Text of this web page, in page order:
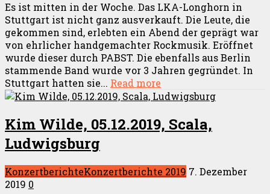
Es ist mitten in der Woche. Das LKA-Longhorn in
Stuttgart ist nicht ganz ausverkauft. Die Leute, die
gekommen sind, erlebten ein Abend der geprägt war
von ehrlicher handgemachter Rockmusik. Eröffnet
wurde dieser durch PABST. Die ebenfalls aus Berlin
stammende Band wurde vor 3 Jahren gegründet. In
Stuttgart hatten sie... Read more
Kim Wilde, 05.12.2019, Scala,
Ludwigsburg
KonzertberichteKonzertberichte 2019 7. Dezember
2019 0